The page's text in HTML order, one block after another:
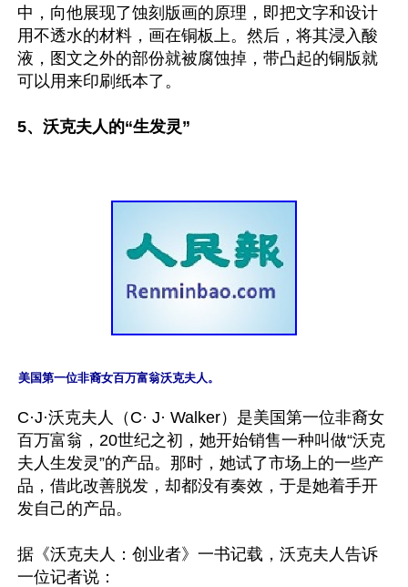
中，向他展现了蚀刻版画的原理，即把文字和设计
用不透水的材料，画在铜板上。然后，将其浸入酸
液，图文之外的部份就被腐蚀掉，带凸起的铜版就
可以用来印刷纸本了。
5、沃克夫人的“生发灵”
美国第一位非裔女百万富翁沃克夫人。
C·J·沃克夫人（C· J· Walker）是美国第一位非裔女
百万富翁，20世纪之初，她开始销售一种叫做“沃克
夫人生发灵”的产品。那时，她试了市场上的一些产
品，借此改善脱发，却都没有奏效，于是她着手开
发自己的产品。
据《沃克夫人：创业者》一书记载，沃克夫人告诉
一位记者说：